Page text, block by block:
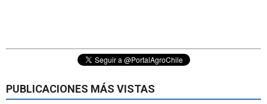
PUBLICACIONES MÁS VISTAS